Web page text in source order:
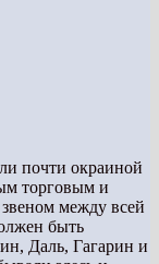
почти окраиной
торговым и
между всей
быть
Даль, Гагарин и